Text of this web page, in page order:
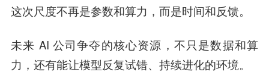
这次尺度不再是参数和算力，而是时间和反馈。
未来 AI 公司争夺的核心资源，不只是数据和算
力，还有能让模型反复试错、持续进化的环境。